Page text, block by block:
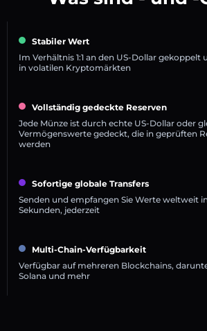
Stabiler Wert
Im Verhältnis 1:1 an den US-Dollar
in volatilen Kryptomärkten
Vollständig gedeckte Reserven
Jede Münze ist durch echte US-Dollar oder
Vermögenswerte gedeckt, die in geprüften
werden
Sofortige globale Transfers
Senden und empfangen Sie Werte weltweit
Sekunden, jederzeit
Multi-Chain-Verfügbarkeit
Verfügbar auf mehreren Blockchains,
Solana und mehr